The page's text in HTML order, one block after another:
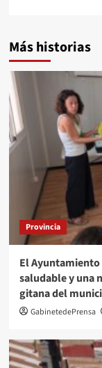
Más historias
Provincia
El Ayuntamiento
saludable y una
gitana del
GabinetedePrensa